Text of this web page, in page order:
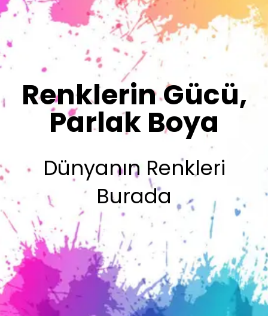
Renklerimiz
Sizin İmzanız
Olsun